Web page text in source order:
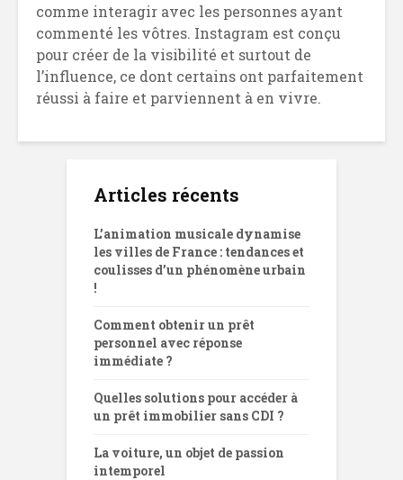
comme interagir avec les personnes ayant
commenté les vôtres. Instagram est conçu
pour créer de la visibilité et surtout de
l’influence, ce dont certains ont parfaitement
réussi à faire et parviennent à en vivre.
Articles récents
L’animation musicale dynamise
les villes de France : tendances et
coulisses d’un phénomène urbain
!
Comment obtenir un prêt
personnel avec réponse
immédiate ?
Quelles solutions pour accéder à
un prêt immobilier sans CDI ?
La voiture, un objet de passion
intemporel